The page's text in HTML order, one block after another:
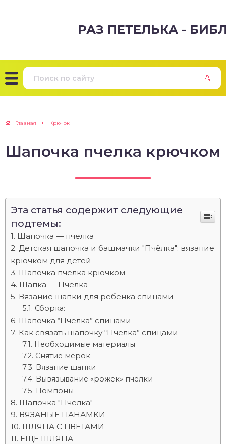
РАЗ ПЕТЕЛЬКА -
Главная Крючок
Шапочка пчелка крючком
Эта статья содержит следующие
подтемы:
Шапочка — пчелка
Детская шапочка и башмачки "Пчёлка": вязание
крючком для детей
Шапочка пчелка крючком
Шапка — Пчелка
Вязание шапки для ребенка спицами
Сборка:
Шапочка “Пчелка” спицами
Как связать шапочку “Пчелка” спицами
Необходимые материалы
Снятие мерок
Вязание шапки
Вывязывание «рожек» пчелки
Помпоны
Шапочка "Пчёлка"
ВЯЗАНЫЕ ПАНАМКИ
ШЛЯПА С ЦВЕТАМИ
ЕЩЁ ШЛЯПА